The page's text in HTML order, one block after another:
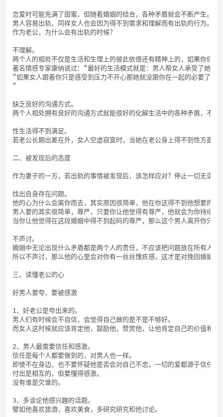
恋爱时可能充满了甜蜜，但随着婚姻的结合，各种矛盾就会不断产生。
男人容易出轨，同样女人也会因为得不到需求和理解而有出轨的行为。
作为老公，为什么会有出轨的时候？
不理解。
两个人的相处不仅是生活和生理上的彼此依偎还有精神上的，如果你们
著名情感专家康纳说过：“最好的生活模式就是：男人帮女人承受了她无
”如果女人跟着你只是感受到压力不开心那她就没跟你在一起的必要了。
”
缺乏良好的沟通方式。
两个人相处拥有良好的沟通方式就能很好的化解生活中的各种矛盾，不
性生活得不到满足。
若老公长期出差在外，女人空虚寂寞时，当她在老公身上得不到性方面
二、被发现后的态度
作为妻子的一方，若出轨的事情被发现后，该怎样应对？停止一切无谓
找出自身存在问题。
他的心为什么会离你而去，其实原因很简单，他在你这得不到他想要的。
男人要的其实很简单，尊严，只要你让他觉得有尊严，他就会为你持续的
当你让他觉得在这段婚姻中得不到起码的尊严，那么这个男人离开你只是
不声讨。
婚姻中无论出现什么矛盾都是两个人的责任，不应该把问题放在所有人
所以不声讨，那么他的心里会对你有一丝丝愧疚感，这才是对挽回婚姻最
三、读懂老公的心
好男人要夸、要被感激
1、好老公是夸出来的。
男人们有时候会不自信，会觉得自己做的是不是不够好。
而女人这时候就应该肯定他，鼓励他，赞赏他，让他肯定自己的价值和能
2、男人最需要信任和感激。
信任是每个人都要做到的，对男人也一样。
即使不在身边，也不要怀疑他是否会对自己不忠，一切的爱都源于信任。
付出是相互的，但要懂得感激。
没有谁是欠谁的。
3、多谈论他感兴趣的话题。
譬如他喜欢旅游，喜欢美食，多研究研究和他讨论。